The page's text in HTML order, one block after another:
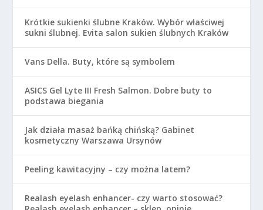
Krótkie sukienki ślubne Kraków. Wybór właściwej
sukni ślubnej. Evita salon sukien ślubnych Kraków
Vans Della. Buty, które są symbolem
ASICS Gel Lyte III Fresh Salmon. Dobre buty to
podstawa biegania
Jak działa masaż bańką chińską? Gabinet
kosmetyczny Warszawa Ursynów
Peeling kawitacyjny – czy można latem?
Realash eyelash enhancer- czy warto stosować?